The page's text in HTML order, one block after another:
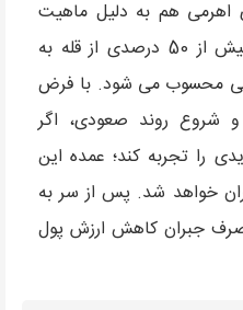
اهرمی هم به دلیل ماهیت
این صندوق ها، ریزش های بیش از 50 درصدی از قله به
محسوب می شود. با فرض
روند صعودی، اگر
را تجربه کند؛ عمده این
خواهد شد. پس از سر به
جبران کاهش ارزش پول